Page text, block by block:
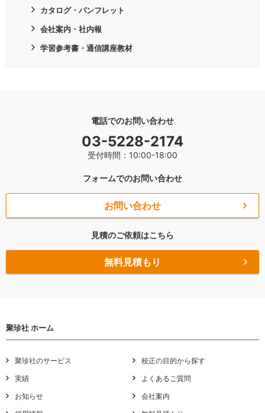
カタログ・パンフレット
会社案内・社内報
学習参考書・通信講座教材
電話でのお問い合わせ
03-5228-2174
受付時間：10:00-18:00
フォームでのお問い合わせ
お問い合わせ
見積のご依頼はこちら
無料見積もり
聚珍社 ホーム
聚珍社のサービス
校正の目的から探す
実績
よくあるご質問
お知らせ
会社案内